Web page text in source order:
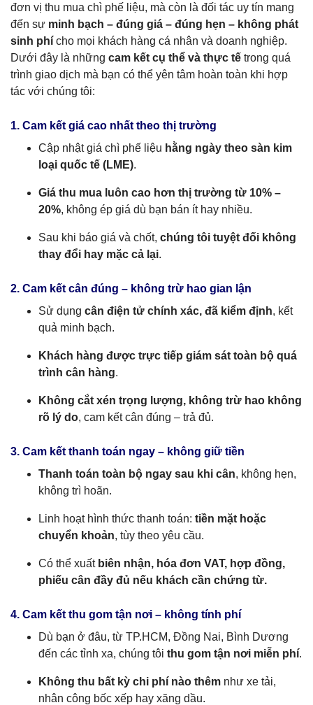
đơn vị thu mua chì phế liệu, mà còn là đối tác uy tín mang
đến sự minh bạch – đúng giá – đúng hẹn – không phát
sinh phí cho mọi khách hàng cá nhân và doanh nghiệp.
Dưới đây là những cam kết cụ thể và thực tế trong quá
trình giao dịch mà bạn có thể yên tâm hoàn toàn khi hợp
tác với chúng tôi:
1. Cam kết giá cao nhất theo thị trường
Cập nhật giá chì phế liệu hằng ngày theo sàn kim
loại quốc tế (LME).
Giá thu mua luôn cao hơn thị trường từ 10% –
20%, không ép giá dù bạn bán ít hay nhiều.
Sau khi báo giá và chốt, chúng tôi tuyệt đối không
thay đổi hay mặc cả lại.
2. Cam kết cân đúng – không trừ hao gian lận
Sử dụng cân điện tử chính xác, đã kiểm định, kết
quả minh bạch.
Khách hàng được trực tiếp giám sát toàn bộ quá
trình cân hàng.
Không cắt xén trọng lượng, không trừ hao không
rõ lý do, cam kết cân đúng – trả đủ.
3. Cam kết thanh toán ngay – không giữ tiền
Thanh toán toàn bộ ngay sau khi cân, không hẹn,
không trì hoãn.
Linh hoạt hình thức thanh toán: tiền mặt hoặc
chuyển khoản, tùy theo yêu cầu.
Có thể xuất biên nhận, hóa đơn VAT, hợp đồng,
phiếu cân đầy đủ nếu khách cần chứng từ.
4. Cam kết thu gom tận nơi – không tính phí
Dù bạn ở đâu, từ TP.HCM, Đồng Nai, Bình Dương
đến các tỉnh xa, chúng tôi thu gom tận nơi miễn phí.
Không thu bất kỳ chi phí nào thêm như xe tải,
nhân công bốc xếp hay xăng dầu.